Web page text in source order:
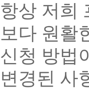
항상 저희
보다 원활
신청 방법
변경된 사